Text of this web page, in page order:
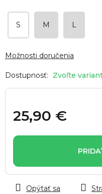
Zvoľte
S M L
Možnosti doručenia
25,90 €
cena:
Opýtať sa